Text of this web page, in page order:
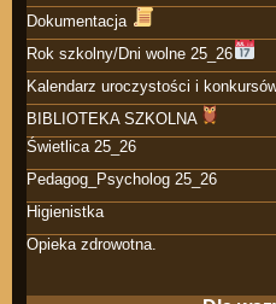
Dokumentacja
Rok szkolny/Dni wolne 25_26
Kalendarz uroczystości i
BIBLIOTEKA SZKOLNA
Świetlica 25_26
Pedagog_Psycholog 25_26
Higienistka
Opieka zdrowotna.